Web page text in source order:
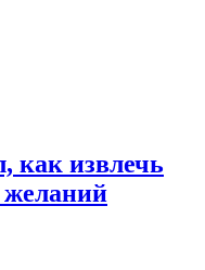
как извлечь
желаний